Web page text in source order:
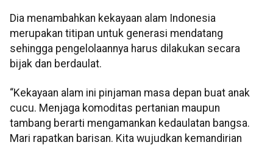
Dia menambahkan kekayaan alam Indonesia
merupakan titipan untuk generasi mendatang
sehingga pengelolaannya harus dilakukan secara
bijak dan berdaulat.
“Kekayaan alam ini pinjaman masa depan buat anak
cucu. Menjaga komoditas pertanian maupun
tambang berarti mengamankan kedaulatan bangsa.
Mari rapatkan barisan. Kita wujudkan kemandirian